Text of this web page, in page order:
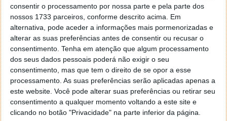
consentir o processamento por nossa parte e pela parte dos
nossos 1733 parceiros, conforme descrito acima. Em
alternativa, pode aceder a informações mais pormenorizadas e
alterar as suas preferências antes de consentir ou recusar o
consentimento. Tenha em atenção que algum processamento
dos seus dados pessoais poderá não exigir o seu
consentimento, mas que tem o direito de se opor a esse
processamento. As suas preferências serão aplicadas apenas a
este website. Você pode alterar suas preferências ou retirar seu
consentimento a qualquer momento voltando a este site e
clicando no botão "Privacidade" na parte inferior da página.
Qual o propósito deste órgão consultivo para a
IA?
Há uns tempos, Sam Altman, CEO da OpenAI,
empresa responsável pelo ChatGPT, alertou para a
necessidade de uma organização semelhante à
Agência Internacional de Energia Atómica (AIEA),
para regulamentar a IA e assegurar que a sua